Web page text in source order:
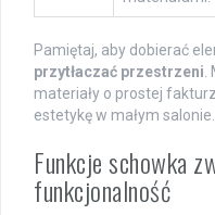
Pamiętaj, aby dobierać
przytłaczać przestrzeni
materiały o prostej
estetykę w małym salonie.
Funkcje schowka
funkcjonalność